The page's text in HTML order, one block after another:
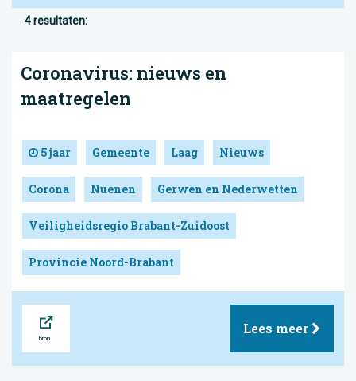
4 resultaten:
Coronavirus: nieuws en
maatregelen
5 jaar Gemeente Laag Nieuws
Corona Nuenen Gerwen en Nederwetten
Veiligheidsregio Brabant-Zuidoost
Provincie Noord-Brabant
Lees meer